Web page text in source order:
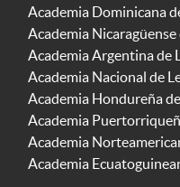
Academia Dominicana
Academia Nicaragüense
Academia Argentina de
Academia Nacional de
Academia Hondureña
Academia
Academia
Academia